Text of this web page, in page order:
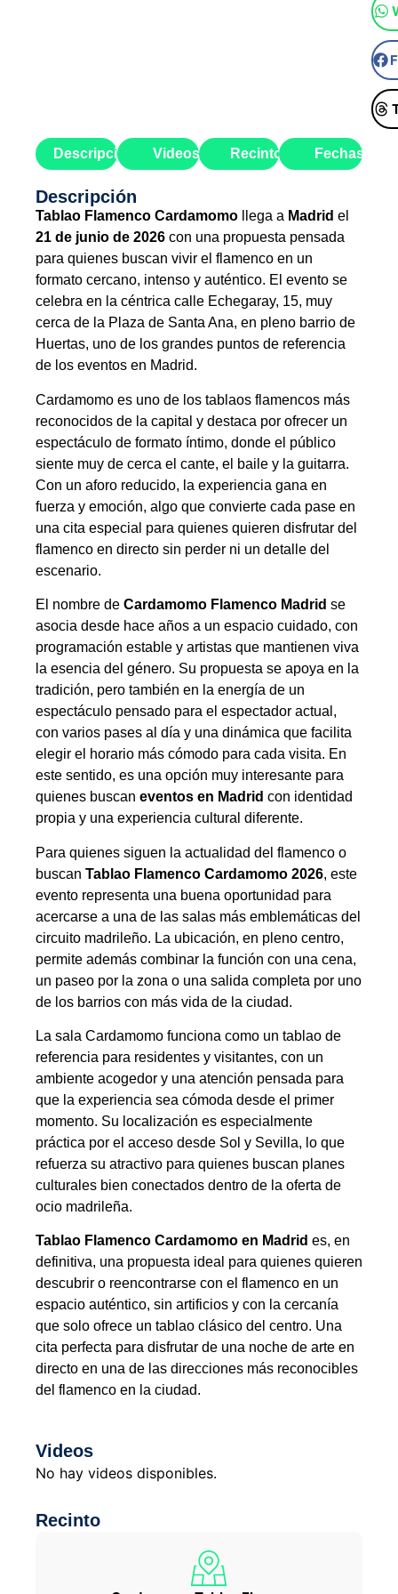
Descripción Videos Recinto Fechas
Descripción
Tablao Flamenco Cardamomo llega a Madrid el
21 de junio de 2026 con una propuesta pensada
para quienes buscan vivir el flamenco en un
formato cercano, intenso y auténtico. El evento se
celebra en la céntrica calle Echegaray, 15, muy
cerca de la Plaza de Santa Ana, en pleno barrio de
Huertas, uno de los grandes puntos de referencia
de los eventos en Madrid.
Cardamomo es uno de los tablaos flamencos más
reconocidos de la capital y destaca por ofrecer un
espectáculo de formato íntimo, donde el público
siente muy de cerca el cante, el baile y la guitarra.
Con un aforo reducido, la experiencia gana en
fuerza y emoción, algo que convierte cada pase en
una cita especial para quienes quieren disfrutar del
flamenco en directo sin perder ni un detalle del
escenario.
El nombre de Cardamomo Flamenco Madrid se
asocia desde hace años a un espacio cuidado, con
programación estable y artistas que mantienen viva
la esencia del género. Su propuesta se apoya en la
tradición, pero también en la energía de un
espectáculo pensado para el espectador actual,
con varios pases al día y una dinámica que facilita
elegir el horario más cómodo para cada visita. En
este sentido, es una opción muy interesante para
quienes buscan eventos en Madrid con identidad
propia y una experiencia cultural diferente.
Para quienes siguen la actualidad del flamenco o
buscan Tablao Flamenco Cardamomo 2026, este
evento representa una buena oportunidad para
acercarse a una de las salas más emblemáticas del
circuito madrileño. La ubicación, en pleno centro,
permite además combinar la función con una cena,
un paseo por la zona o una salida completa por uno
de los barrios con más vida de la ciudad.
La sala Cardamomo funciona como un tablao de
referencia para residentes y visitantes, con un
ambiente acogedor y una atención pensada para
que la experiencia sea cómoda desde el primer
momento. Su localización es especialmente
práctica por el acceso desde Sol y Sevilla, lo que
refuerza su atractivo para quienes buscan planes
culturales bien conectados dentro de la oferta de
ocio madrileña.
Tablao Flamenco Cardamomo en Madrid es, en
definitiva, una propuesta ideal para quienes quieren
descubrir o reencontrarse con el flamenco en un
espacio auténtico, sin artificios y con la cercanía
que solo ofrece un tablao clásico del centro. Una
cita perfecta para disfrutar de una noche de arte en
directo en una de las direcciones más reconocibles
del flamenco en la ciudad.
Videos
No hay videos disponibles.
Recinto